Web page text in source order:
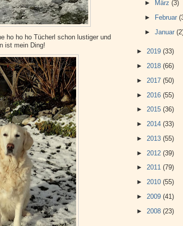
ho ho ho Tücherl schon lustiger und
ist mein Ding!
► März (3)
►
Februar
► Januar
► 2019 (33)
► 2018 (66)
► 2017 (50)
► 2016 (55)
► 2015 (36)
► 2014 (33)
► 2013 (55)
► 2012 (39)
► 2011 (79)
► 2010 (55)
► 2009 (41)
► 2008 (23)